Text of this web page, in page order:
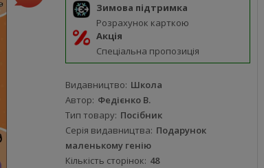
Зимова підтримка
Розрахунок карткою
Акція
Спеціальна пропозиція
Видавництво Школа
Автор Федієнко В.
Тип товару Посібник
Серія видавництва Подарунок
маленькому генію
Кількість сторінок 48